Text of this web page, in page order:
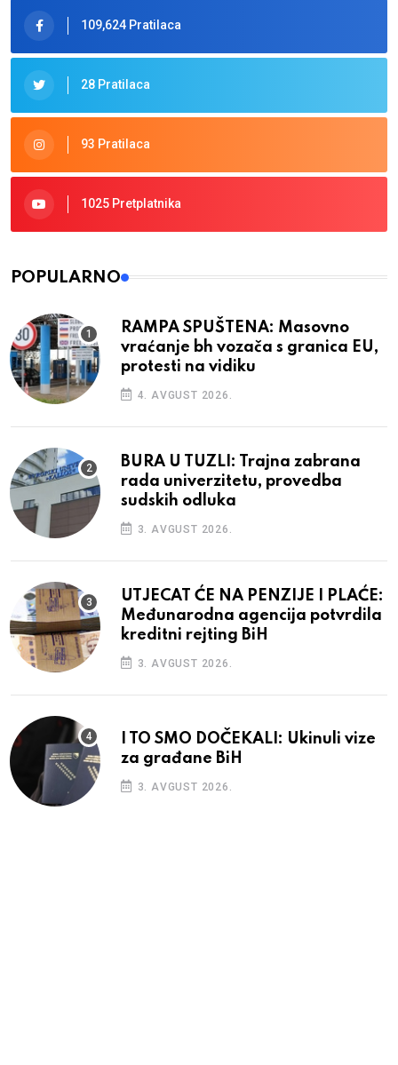
109,624 Pratilaca
28 Pratilaca
93 Pratilaca
1025 Pretplatnika
POPULARNO
RAMPA SPUŠTENA: Masovno
vraćanje bh vozača s granica EU,
protesti na vidiku
4. AVGUST 2026.
BURA U TUZLI: Trajna zabrana
rada univerzitetu, provedba
sudskih odluka
3. AVGUST 2026.
UTJECAT ĆE NA PENZIJE I PLAĆE:
Međunarodna agencija potvrdila
kreditni rejting BiH
3. AVGUST 2026.
I TO SMO DOČEKALI: Ukinuli vize
za građane BiH
3. AVGUST 2026.